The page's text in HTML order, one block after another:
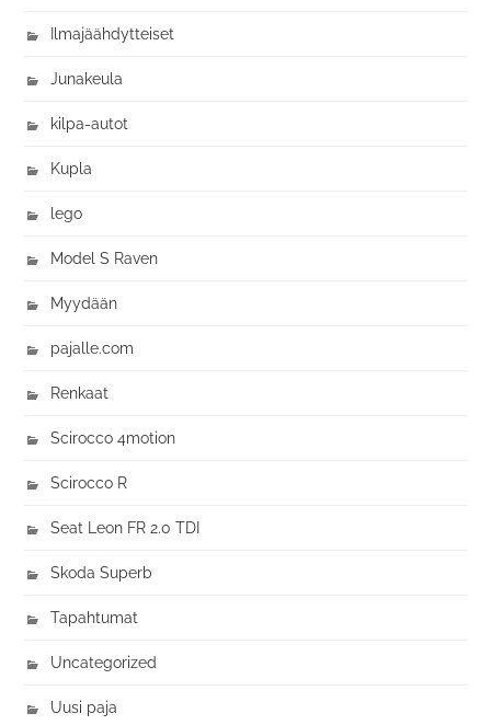
Ilmajäähdytteiset
Junakeula
kilpa-autot
Kupla
lego
Model S Raven
Myydään
pajalle.com
Renkaat
Scirocco 4motion
Scirocco R
Seat Leon FR 2.0 TDI
Skoda Superb
Tapahtumat
Uncategorized
Uusi paja